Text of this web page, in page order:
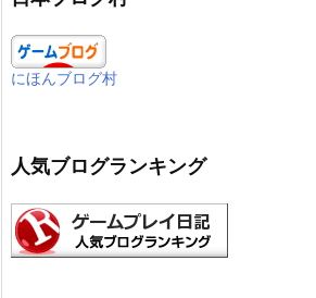
にほんブログ村
人気ブログランキング